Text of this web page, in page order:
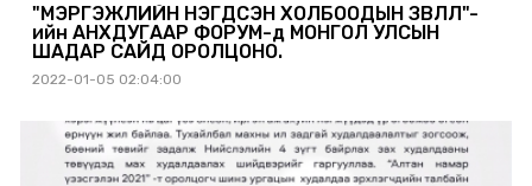
"МЭРГЭЖЛИЙН НЭГДСЭН ХОЛБООДЫН ЗӨВЛӨЛ"-
ийн АНХДУГААР ФОРУМ-д МОНГОЛ УЛСЫН
ШАДАР САЙД ОРОЛЦОНО.
2022-01-05 02:04:00